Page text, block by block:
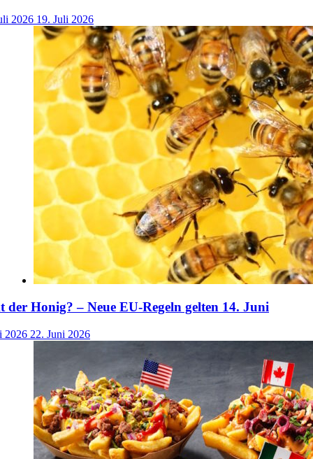
2026 19. Juli 2026
der Honig? – Neue EU-Regeln gelten 14. Juni
2026 22. Juni 2026